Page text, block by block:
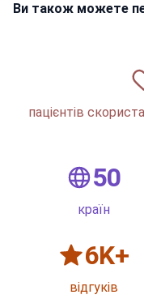
Ви також можете
пацієнтів
50
країн
6K+
відгуків